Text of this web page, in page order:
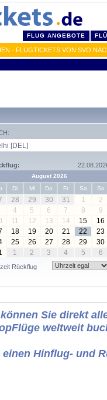
FLUG ANGEBOTE
- FLUGTICKETS VON SVO
August 2026
Di Mi Do Fr Sa So
28 29 30 31 1
2
4 5 6 7 8
9
11 12 13 14 15
16
18 19 20 21 22
23
25 26 27 28 29
30
1 2 3 4 5 6
Rückflug
Sie direkt
weltweit
einen Hinflug- und